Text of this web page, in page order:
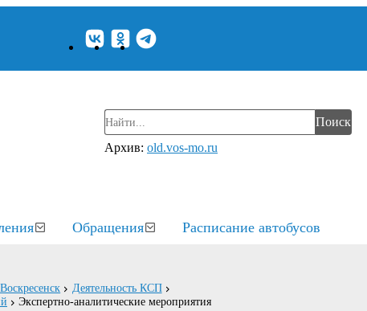
Поиск
Архив: old.vos-mo.ru
Обращения Расписание автобусов
Деятельность КСП
Экспертно-аналитические мероприятия